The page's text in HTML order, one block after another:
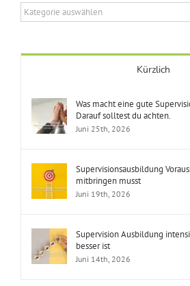
Themenbereiche
Kürzlich
Was macht eine gute
Darauf solltest du achten.
Juni 25th, 2026
Supervisionsausbildung
mitbringen musst
Juni 19th, 2026
Supervision Ausbildung
besser ist
Juni 14th, 2026